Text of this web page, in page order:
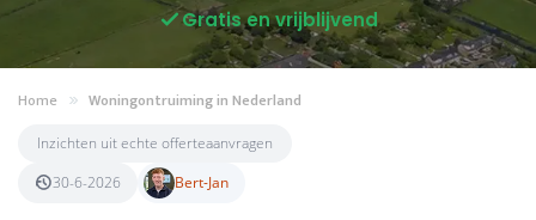
Gratis en vrijblijvend
Home Woningontruiming in Nederland
Inzichten uit echte offerteaanvragen
30-6-2026
Bert-Jan